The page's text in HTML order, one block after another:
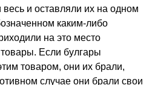
и оставляли их на одном
каким-либо
на это место
Если булгары
товаром, они их брали,
случае они брали свои